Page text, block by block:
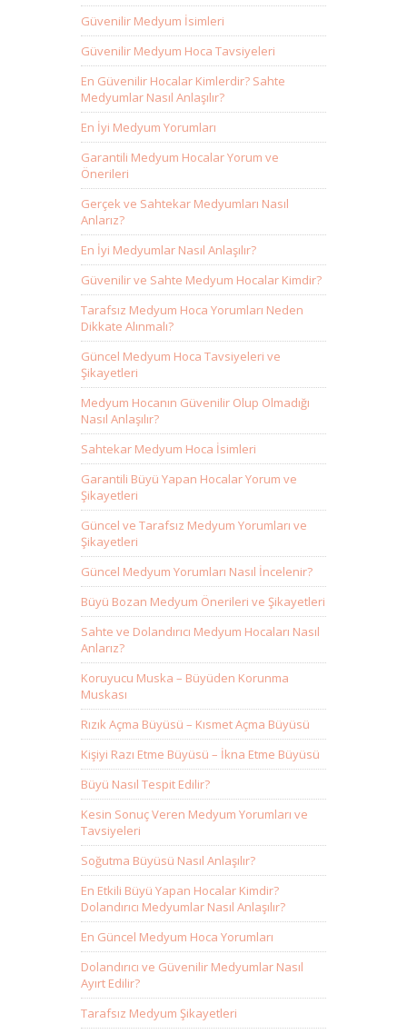
Güvenilir Medyum İsimleri
Güvenilir Medyum Hoca Tavsiyeleri
En Güvenilir Hocalar Kimlerdir? Sahte
Medyumlar Nasıl Anlaşılır?
En İyi Medyum Yorumları
Garantili Medyum Hocalar Yorum ve
Önerileri
Gerçek ve Sahtekar Medyumları Nasıl
Anlarız?
En İyi Medyumlar Nasıl Anlaşılır?
Güvenilir ve Sahte Medyum Hocalar Kimdir?
Tarafsız Medyum Hoca Yorumları Neden
Dikkate Alınmalı?
Güncel Medyum Hoca Tavsiyeleri ve
Şikayetleri
Medyum Hocanın Güvenilir Olup Olmadığı
Nasıl Anlaşılır?
Sahtekar Medyum Hoca İsimleri
Garantili Büyü Yapan Hocalar Yorum ve
Şikayetleri
Güncel ve Tarafsız Medyum Yorumları ve
Şikayetleri
Güncel Medyum Yorumları Nasıl İncelenir?
Büyü Bozan Medyum Önerileri ve Şikayetleri
Sahte ve Dolandırıcı Medyum Hocaları Nasıl
Anlarız?
Koruyucu Muska – Büyüden Korunma
Muskası
Rızık Açma Büyüsü – Kısmet Açma Büyüsü
Kişiyi Razı Etme Büyüsü – İkna Etme Büyüsü
Büyü Nasıl Tespit Edilir?
Kesin Sonuç Veren Medyum Yorumları ve
Tavsiyeleri
Soğutma Büyüsü Nasıl Anlaşılır?
En Etkili Büyü Yapan Hocalar Kimdir?
Dolandırıcı Medyumlar Nasıl Anlaşılır?
En Güncel Medyum Hoca Yorumları
Dolandırıcı ve Güvenilir Medyumlar Nasıl
Ayırt Edilir?
Tarafsız Medyum Şikayetleri